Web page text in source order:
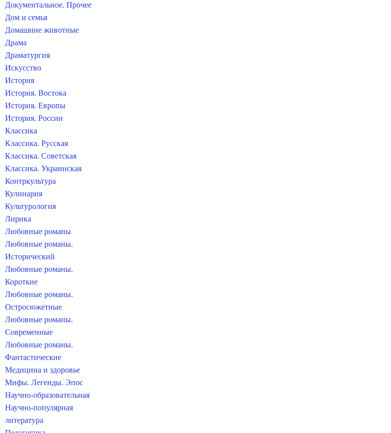
Документальное. Прочее
Дом и семья
Домашние животные
Драма
Драматургия
Искусство
История
История. Востока
История. Европы
История. России
Классика
Классика. Русская
Классика. Советская
Классика. Украинская
Контркультура
Кулинария
Культурология
Лирика
Любовные романы
Любовные романы.
Исторический
Любовные романы.
Короткие
Любовные романы.
Остросюжетные
Любовные романы.
Современные
Любовные романы.
Фантастические
Медицина и здоровье
Мифы. Легенды. Эпос
Научно-образовательная
Научно-популярная
литература